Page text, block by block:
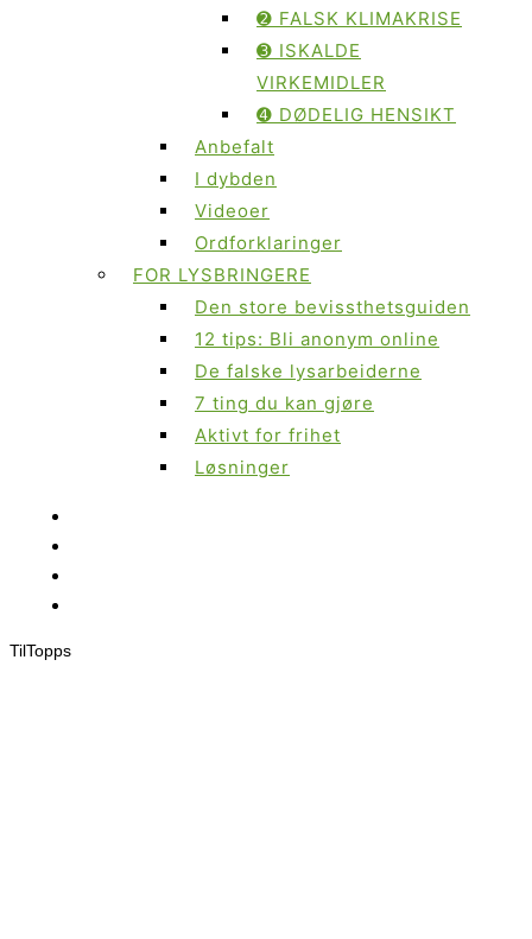
➋ FALSK KLIMAKRISE
➌ ISKALDE
VIRKEMIDLER
➍ DØDELIG HENSIKT
Anbefalt
I dybden
Videoer
Ordforklaringer
FOR LYSBRINGERE
Den store bevissthetsguiden
12 tips: Bli anonym online
De falske lysarbeiderne
7 ting du kan gjøre
Aktivt for frihet
Løsninger
TilTopps